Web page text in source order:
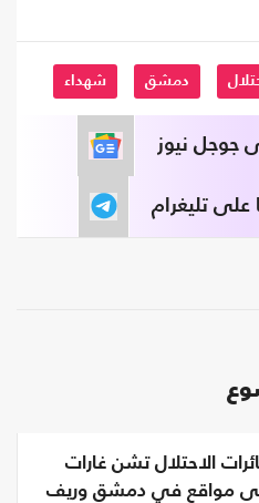
دمشق شهداء
جوجل نيوز
على تليغرام
الاحتلال تشن غارات
مواقع في دمشق وريف